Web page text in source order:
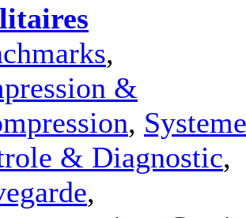
,
&
, Systeme
& Diagnostic,
,